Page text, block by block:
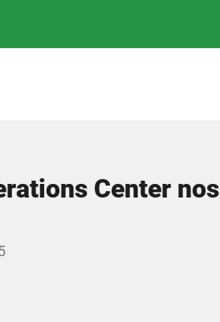
Center nos